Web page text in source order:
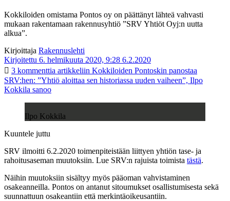
Kokkiloiden omistama Pontos oy on päättänyt lähteä vahvasti
mukaan rakentamaan rakennusyhtiö ”SRV Yhtiöt Oyj:n uutta
alkua”.
Kirjoittaja Rakennuslehti
Kirjoitettu 6. helmikuuta 2020, 9:28 6.2.2020
3 kommenttia artikkeliin Kokkiloiden Pontoskin panostaa
SRV:hen: ”Yhtiö aloittaa sen historiassa uuden vaiheen”, Ilpo
Kokkila sanoo
Ilpo Kokkila
Kuuntele juttu
SRV ilmoitti 6.2.2020 toimenpiteistään liittyen yhtiön tase- ja
rahoitusaseman muutoksiin. Lue SRV:n rajuista toimista tästä.
Näihin muutoksiin sisältyy myös pääoman vahvistaminen
osakeanneilla. Pontos on antanut sitoumukset osallistumisesta sekä
suunnattuun osakeantiin että merkintäoikeusantiin.